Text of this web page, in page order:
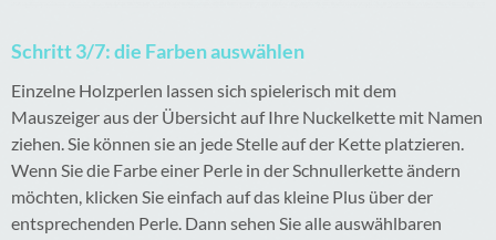
Schritt 3/7: die Farben auswählen
Einzelne Holzperlen lassen sich spielerisch mit dem
Mauszeiger aus der Übersicht auf Ihre Nuckelkette mit Namen
ziehen. Sie können sie an jede Stelle auf der Kette platzieren.
Wenn Sie die Farbe einer Perle in der Schnullerkette ändern
möchten, klicken Sie einfach auf das kleine Plus über der
entsprechenden Perle. Dann sehen Sie alle auswählbaren